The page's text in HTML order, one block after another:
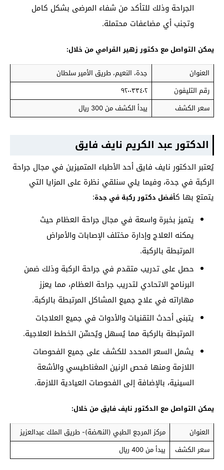
الجراحة وذلك للتأكد من شفاء المرضى بشكل كامل
وتجنب أي مضاعفات محتملة.
يمكن التواصل مع دكتور زهير القرامي من خلال:
العنوان
جدة، النعيم، طريق الأمير سلطان
رقم التليفون
٩٢٠٠٣٣٤٠٢
سعر الكشف
يبدأ الكشف من 300 ريال
الدكتور عبد الكريم نايف فايق
يُعتبر الدكتور نايف فايق أحد الأطباء المتميزين في مجال جراحة
الركبة في جدة، وفيما يلي سنلقي نظرة على المزايا التي
يتمتع بها كأفضل دكتور ركبة في جدة:
يتميز بخبرة واسعة في مجال جراحة العظام حيث
يمكنه العلاج وإدارة مختلف الإصابات والأمراض
المرتبطة بالركبة.
حصل على تدريب متقدم في جراحة الركبة وذلك ضمن
البرنامج الاتحادي لتدريب جراحة العظام، مما يعزز
مهاراته في علاج جميع المشاكل المرتبطة بالركبة.
يتبنى أحدث التقنيات والأدوات في جميع العلاجات
المرتبطة بالركبة مما يُسهل ويُحسِّن الخطط العلاجية.
يشمل السعر المحدد للكشف على جميع الفحوصات
اللازمة ومنها فحص الرنين المغناطيسي والأشعة
السينية، بالإضافة إلى الفحوصات العيادية اللازمة.
يمكن التواصل مع الدكتور نايف فايق من خلال:
العنوان
مركز المرجع الطبي (النهضة)- طريق الملك عبدالعزيز
سعر الكشف
يبدأ من 400 ريال